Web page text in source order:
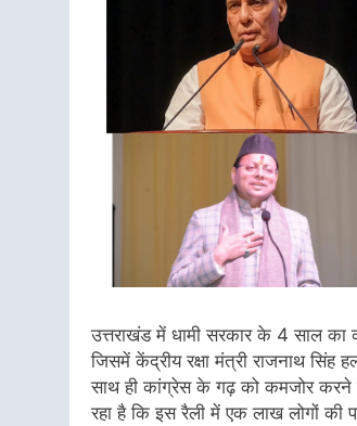
उत्तराखंड में धामी सरकार के 4 साल का
जिसमें केंद्रीय रक्षा मंत्री राजनाथ
साथ ही कांग्रेस के गढ़ को कमजोर
रहा है कि इस रैली में एक लाख लोगों की